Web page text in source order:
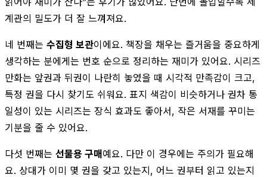
계관의 밀도가 더 잘 느껴져요.
네 번째는 수집형 보관이에요. 책장을 채우는 즐거움을 중요하게
생각하는 분에게는 번호 순으로 정리하는 재미가 있어요. 시리즈
만화는 앞권과 뒤권이 나란히 놓였을 때 시각적 만족감이 크고,
특정 권을 다시 찾기도 쉬워요. 표지 색감이 비슷하거나 권차 통
일성이 있는 시리즈는 장식 효과도 좋아서, 작은 서재를 꾸미는
기분을 줄 수 있어요.
다섯 번째는 선물용 구매예요. 다만 이 경우에는 주의가 필요해
요. 상대가 이미 몇 권을 갖고 있는지, 어느 권부터 읽고 있는지